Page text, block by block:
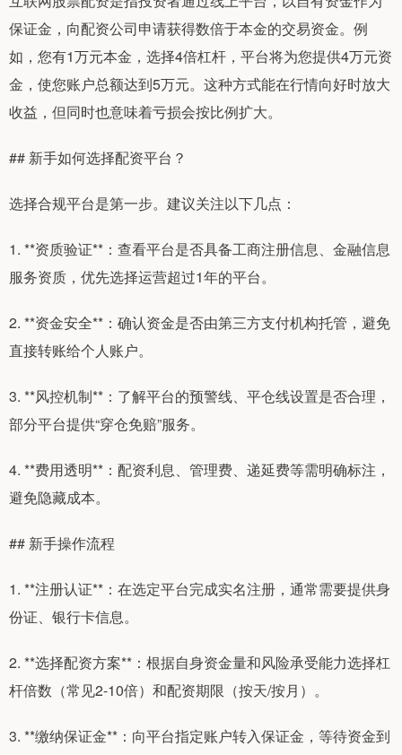
保证金，向配资公司申请获得数倍于本金的交易资金。例
如，您有1万元本金，选择4倍杠杆，平台将为您提供4万元资
金，使您账户总额达到5万元。这种方式能在行情向好时放大
收益，但同时也意味着亏损会按比例扩大。
## 新手如何选择配资平台？
选择合规平台是第一步。建议关注以下几点：
1. **资质验证**：查看平台是否具备工商注册信息、金融信息
服务资质，优先选择运营超过1年的平台。
2. **资金安全**：确认资金是否由第三方支付机构托管，避免
直接转账给个人账户。
3. **风控机制**：了解平台的预警线、平仓线设置是否合理，
部分平台提供“穿仓免赔”服务。
4. **费用透明**：配资利息、管理费、递延费等需明确标注，
避免隐藏成本。
## 新手操作流程
1. **注册认证**：在选定平台完成实名注册，通常需要提供身
份证、银行卡信息。
2. **选择配资方案**：根据自身资金量和风险承受能力选择杠
杆倍数（常见2-10倍）和配资期限（按天/按月）。
3. **缴纳保证金**：向平台指定账户转入保证金，等待资金到